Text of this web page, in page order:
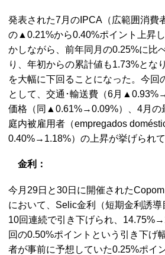
発表された7月のIPCA（広範囲消費
の▲0.21%から0.40%ポイント上昇
かしながら、前年同月の0.25%に比
り、年初からの累計値も1.73%とな
を大幅に下回ることになった。今回
として、交通･輸送費（6月
価格（同▲0.61%→0.09%）、4月の
庭内被雇用者（empregados
0.40%→1.18%）の上昇が挙げられて
金利：
今月29日と30日に開催されたCopom
において、Selic金利（短期金利誘導
10回連続で引き下げられ、
回の0.50%ポイントという引き下げ
者が事前に予想していた0.25%ポイ